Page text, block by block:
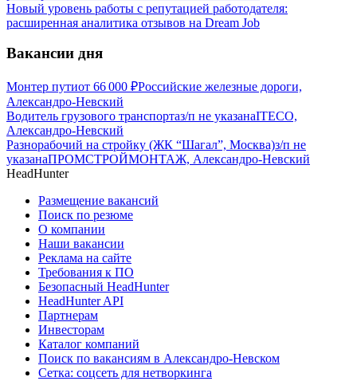
Новый уровень работы с репутацией работодателя:
расширенная аналитика отзывов на Dream Job
Вакансии дня
Монтер путиот 66 000 ₽Российские железные дороги,
Александро-Невский
Водитель грузового транспортаз/п не указанаITECO,
Александро-Невский
Разнорабочий на стройку (ЖК “Шагал”, Москва)з/п не
указанаПРОМСТРОЙМОНТАЖ, Александро-Невский
HeadHunter
Размещение вакансий
Поиск по резюме
О компании
Наши вакансии
Реклама на сайте
Требования к ПО
Безопасный HeadHunter
HeadHunter API
Партнерам
Инвесторам
Каталог компаний
Поиск по вакансиям в Александро-Невском
Сетка: соцсеть для нетворкинга